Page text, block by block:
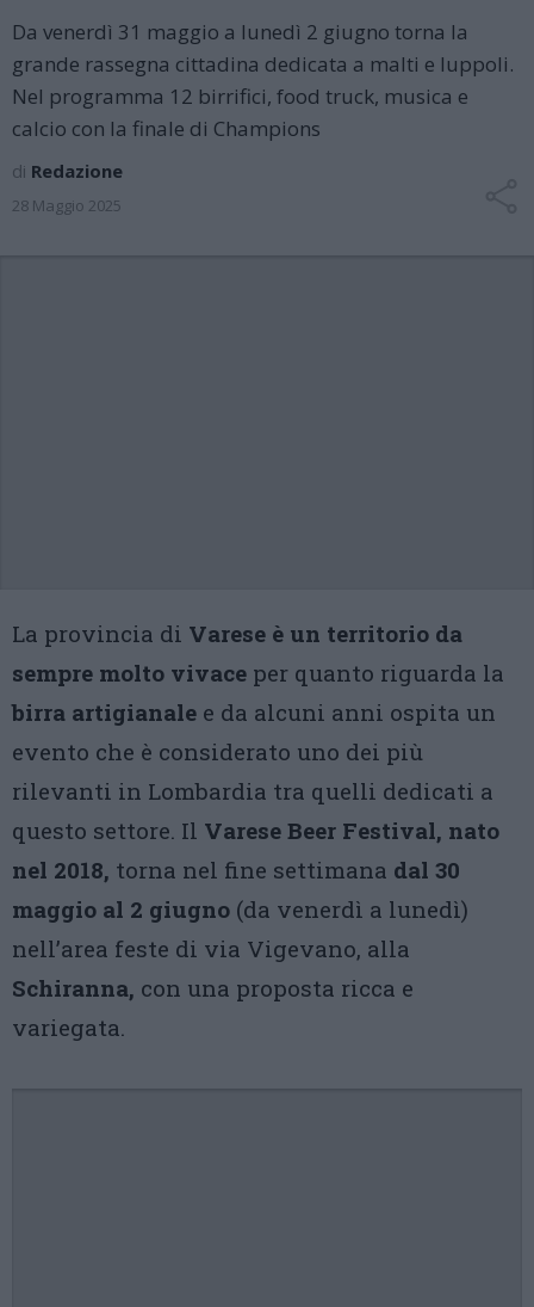
Da venerdì 31 maggio a lunedì 2 giugno torna la
grande rassegna cittadina dedicata a malti e luppoli.
Nel programma 12 birrifici, food truck, musica e
calcio con la finale di Champions
di Redazione
28 Maggio 2025
La provincia di Varese è un territorio da
sempre molto vivace per quanto riguarda la
birra artigianale e da alcuni anni ospita un
evento che è considerato uno dei più
rilevanti in Lombardia tra quelli dedicati a
questo settore. Il Varese Beer Festival, nato
nel 2018, torna nel fine settimana dal 30
maggio al 2 giugno (da venerdì a lunedì)
nell’area feste di via Vigevano, alla
Schiranna, con una proposta ricca e
variegata.